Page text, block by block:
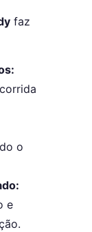
faz
o
e